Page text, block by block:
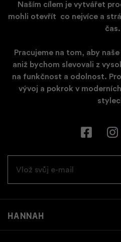
Naším cílem je vytvářet
mohli otevřít
co nejvíce a
čas.
Pracujeme na tom, aby
aniž bychom slevovali z
na funkčnost a odolnost.
vývoj a pokrok v
Hannah